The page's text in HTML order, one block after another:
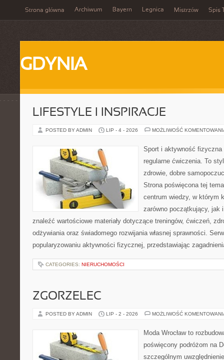
Strona główna Archiwum Bayern Legnica Mistrzów Spis
GDYNIA
LIFESTYLE I INSPIRACJE
POSTED BY ADMIN LIP - 4 - 2026 MOŻLIWOŚĆ
Sport i aktywność
regularne ćwiczenia. To
zdrowie, dobre
Strona poświęcona tej
centrum wiedzy, w którym
zarówno początkujący, jak
znaleźć wartościowe materiały dotyczące treningów, ćwiczeń,
odżywiania oraz świadomego rozwijania własnej sprawności.
popularyzowaniu aktywności fizycznej, przedstawiając
CATEGORIES: NIERUCHOMOŚCI
ZGORZELEC
POSTED BY ADMIN LIP - 2 - 2026 MOŻLIWOŚĆ
Moda Wrocław to
poświęcony podróżom na
szczególnym